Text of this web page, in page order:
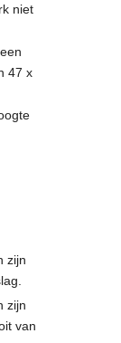
niet
47 x
zijn
zijn
van